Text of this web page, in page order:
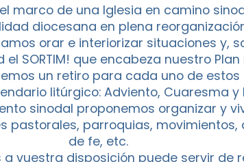
marco de una Iglesia en camino
diocesana en plena
orar e interiorizar situaciones y,
SORTIM! que encabeza nuestro
un retiro para cada uno de
litúrgico: Adviento, Cuaresma y
sinodal proponemos organizar y
pastorales, parroquias, movimientos,
de fe, etc.
a vuestra disposición puede servir de